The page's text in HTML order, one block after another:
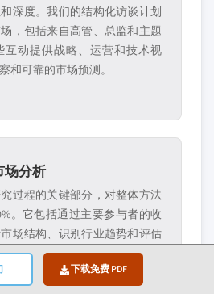
下载免费 PDF
深度。我们的结构化访谈计划
，包括来自高管、总监和主题
互动提供战略、运营和技术视
和可靠的市场预测。
场分析
过程的关键部分，对整体方法
。它包括通过主要参与者的收
场结构、识别行业趋势和评估
数据从付费和免费来源收集，
。然后将这些信息整合起来，